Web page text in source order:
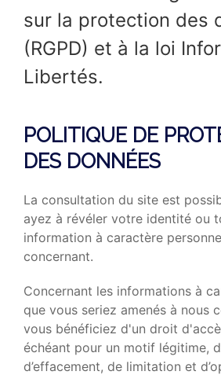
sur la protection des
(RGPD) et à la loi
Libertés.
POLITIQUE DE
DES DONNÉES
La consultation du site est
ayez à révéler votre identité ou
information à caractère
concernant.
Concernant les informations à
que vous seriez amenés à nous
vous bénéficiez d'un droit
échéant pour un motif légitime,
d’effacement, de limitation et